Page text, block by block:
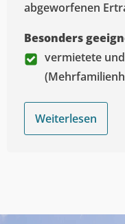
abgeworfenen
Besonders
vermietete
Weiterlesen